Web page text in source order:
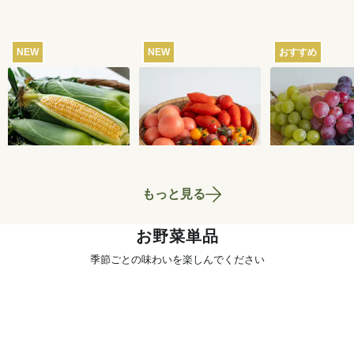
NEW
【産地直送】北軽井
沢のとうもろこし 12
本
送料込 4,250円
NEW
トマト食べくらべセ
ット 3kg
送料込 4,280円
おすすめ
【産地直送】
ふくじろうの
い濃厚ぶどう
送料込
もっと見る
お野菜単品
季節ごとの味わいを楽しんでください